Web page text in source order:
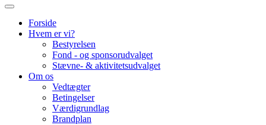
Forside
Hvem er vi?
Bestyrelsen
Fond - og sponsorudvalget
Stævne- & aktivitetsudvalget
Om os
Vedtægter
Betingelser
Værdigrundlag
Brandplan